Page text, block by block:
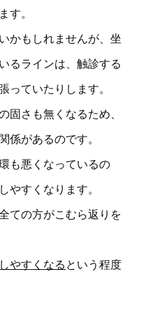
す。
かもしれませんが、坐
るラインは、触診する
っていたりします。
固さも無くなるため、
係があるのです。
も悪くなっているの
やすくなります。
ての方がこむら返りを
やすくなる という程度